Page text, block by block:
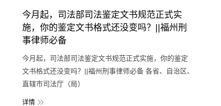
今月起，司法部司法鉴定文书规范正式实
施，你的鉴定文书格式还没变吗？||福州刑
事律师必备
今月起，司法部司法鉴定文书规范正式实施，你的鉴定
文书格式还没变吗？||福州刑事律师必备 各省、自治区、
直辖市司法厅（局）
详情